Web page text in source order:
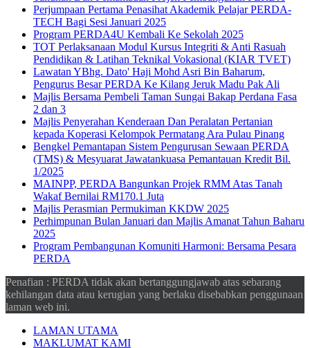
Perjumpaan Pertama Penasihat Akademik Pelajar PERDA-
TECH Bagi Sesi Januari 2025
Program PERDA4U Kembali Ke Sekolah 2025
TOT Perlaksanaan Modul Kursus Integriti & Anti Rasuah
Pendidikan & Latihan Teknikal Vokasional (KIAR TVET)
Lawatan YBhg. Dato' Haji Mohd Asri Bin Baharum,
Pengurus Besar PERDA Ke Kilang Jeruk Madu Pak Ali
Majlis Bersama Pembeli Taman Sungai Bakap Perdana Fasa
2 dan 3
Majlis Penyerahan Kenderaan Dan Peralatan Pertanian
kepada Koperasi Kelompok Permatang Ara Pulau Pinang
Bengkel Pemantapan Sistem Pengurusan Sewaan PERDA
(TMS) & Mesyuarat Jawatankuasa Pemantauan Kredit Bil.
1/2025
MAINPP, PERDA Bangunkan Projek RMM Atas Tanah
Wakaf Bernilai RM170.1 Juta
Majlis Perasmian Permukiman KKDW 2025
Perhimpunan Bulan Januari dan Majlis Amanat Tahun Baharu
2025
Program Pembangunan Komuniti Harmoni: Bersama Pesara
PERDA
Penafian : PERDA tidak akan bertanggungjawab atas sebarang
kehilangan data atau kerugian yang berlaku disebabkan penggunaan
laman web ini.
LAMAN UTAMA
MAKLUMAT KAMI